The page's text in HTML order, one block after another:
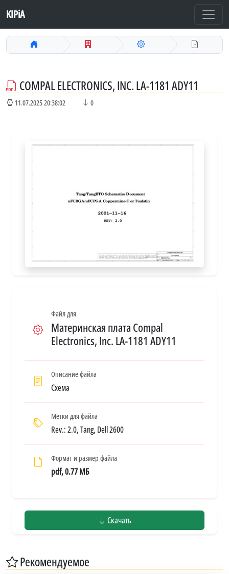
KIPiA
COMPAL ELECTRONICS, INC. LA-1181 ADY11
11.07.2025 20:38:02 0
Файл для
Материнская плата Compal
Electronics, Inc. LA-1181 ADY11
Описание файла
Схема
Метки для файла
Rev.: 2.0, Tang, Dell 2600
Формат и размер файла
pdf, 0.77 МБ
Скачать
Рекомендуемое